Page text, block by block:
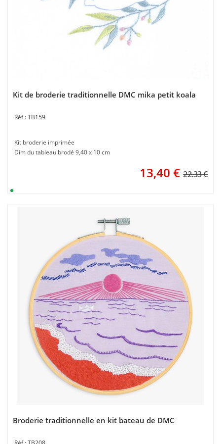
Kit de broderie traditionnelle DMC mika petit koala
TB159
Kit broderie imprimée
Dim du tableau brodé 9,40 x 10 cm
13,40 € 22.33 €
Broderie traditionnelle en kit bateau de DMC